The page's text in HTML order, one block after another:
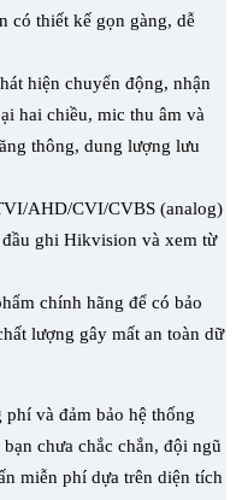
có thiết kế gọn gàng, dễ
hiện chuyển động, nhận
hai chiều, mic thu âm và
thông, dung lượng lưu
AHD/CVI/CVBS (analog)
ghi Hikvision và xem từ
chính hãng để có bảo
lượng gây mất an toàn dữ
và đảm bảo hệ thống
chưa chắc chắn, đội ngũ
miễn phí dựa trên diện tích